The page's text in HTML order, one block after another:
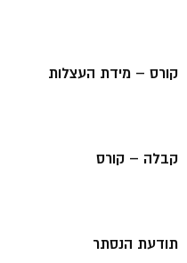
קורס – מידת העצלות
קבלה – קורס
תודעת הנסתר